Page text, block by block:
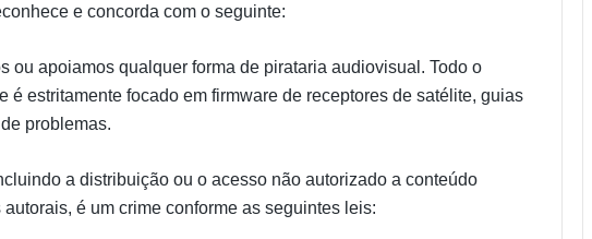
e concorda com o seguinte:
ou apoiamos qualquer forma de pirataria audiovisual. Todo o
é estritamente focado em firmware de receptores de satélite, guias
problemas.
a distribuição ou o acesso não autorizado a conteúdo
é um crime conforme as seguintes leis: